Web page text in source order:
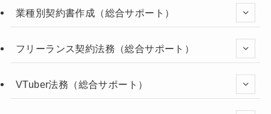
業種別契約書作成（総合サポート）
フリーランス契約法務（総合サポート）
VTuber法務（総合サポート）